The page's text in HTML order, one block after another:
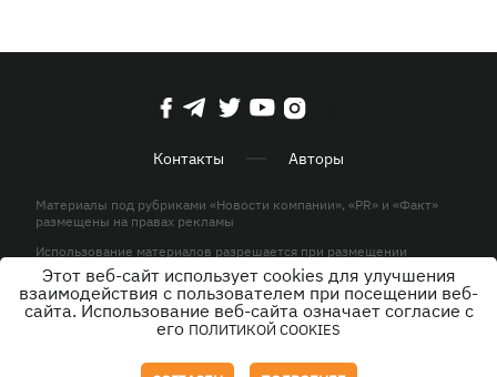
Контакты Авторы
Материалы под рубриками «Новости компании», «PR» и «Факт»
размещены на правах рекламы
Использование материалов разрешается при размещении
активной гиперссылки на KP.UA в первом абзаце.
© ООО «ЮЛАВ МЕДИА»,2026. Все права защищены.
Этот веб-сайт использует cookies для улучшения
взаимодействия с пользователем при посещении веб-
сайта. Использование веб-сайта означает согласие с
его ПОЛИТИКОЙ COOKIES